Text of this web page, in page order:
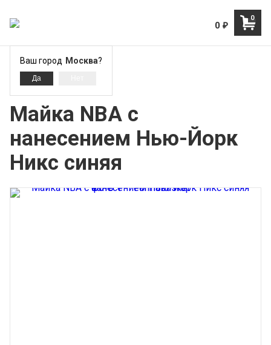
0
0 ₽
Ваш город Москва?
Нью-Йорк Никс - NY Knicks
Майка NBA с
нанесением Нью-Йорк
Никс синяя